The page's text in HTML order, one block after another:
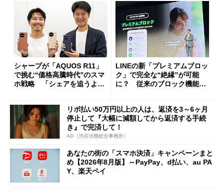
シャープが「AQUOS R11」
で挑む“価格高騰時代”のスマ
ホ戦略 「シェアを追うより
LINEの新「プレミアムブロッ
ク」で完全な“絶縁”が可能
に？ 従来のブロック機能と
リボ払い50万円以上の人は、返済を3～6ヶ月
停止して『大幅に減額してから返済する手続
き』で完済して！
AD（渋谷法務総合事務所）
あなたの街の「スマホ決済」キャンペーンまと
め【2026年8月版】～PayPay、d払い、au PA
Y、楽天ペイ